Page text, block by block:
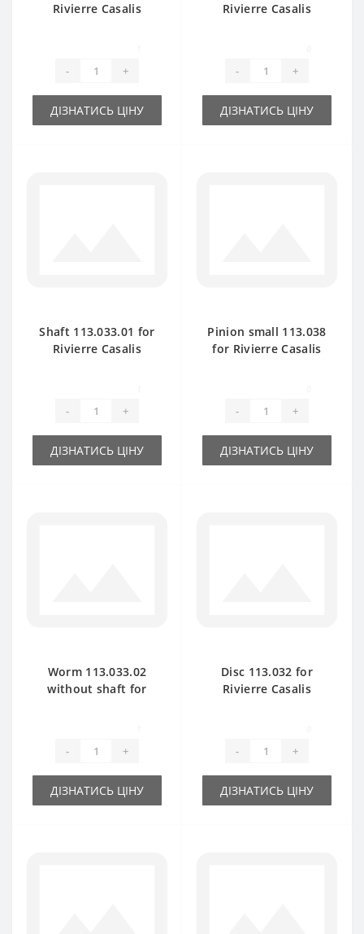
Rivierre Casalis
- +
ДІЗНАТИСЬ ЦІНУ
Rivierre Casalis
- +
ДІЗНАТИСЬ ЦІНУ
Shaft 113.033.01 for
Rivierre Casalis
- +
ДІЗНАТИСЬ ЦІНУ
Pinion small 113.038
for Rivierre Casalis
- +
ДІЗНАТИСЬ ЦІНУ
Worm 113.033.02
without shaft for
- +
ДІЗНАТИСЬ ЦІНУ
Disc 113.032 for
Rivierre Casalis
- +
ДІЗНАТИСЬ ЦІНУ